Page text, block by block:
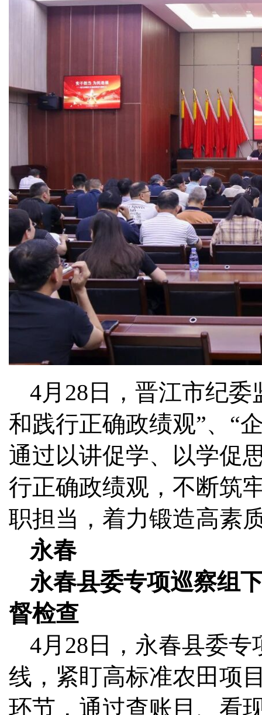
4月28日，晋江市纪
和践行正确政绩观”、“
通过以讲促学、以学促
行正确政绩观，不断筑
职担当，着力锻造高素
永春
永春县委专项巡察组
督检查
4月28日，永春县委
线，紧盯高标准农田项
环节，通过查账目、看